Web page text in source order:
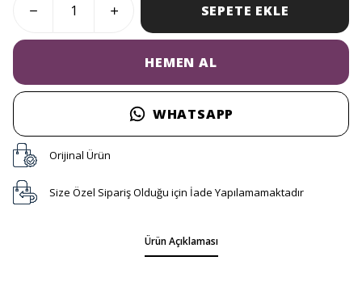
SEPETE EKLE
HEMEN AL
WHATSAPP
Orijinal Ürün
Size Özel Sipariş Olduğu için İade Yapılamamaktadır
Ürün Açıklaması